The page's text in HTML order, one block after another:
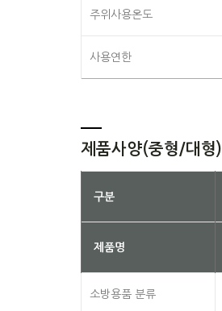
주위사용온도
사용연한
제품사양(중형/대형)
구분
제품명
소방용품 분류